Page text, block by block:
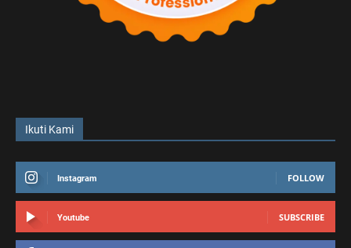
Ikuti Kami
Instagram FOLLOW
Youtube SUBSCRIBE